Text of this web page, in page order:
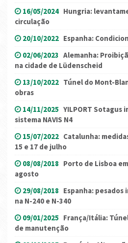
16/05/2024 Hungria:
circulação
20/10/2022 Espanha:
02/06/2023 Alemanha:
na cidade de Lüdenscheid
13/10/2022 Túnel do Mont-
obras
14/11/2025 YILPORT Sotagus
sistema NAVIS N4
15/07/2022 Catalunha:
15 e 17 de julho
08/08/2018 Porto de Lisboa
agosto
29/08/2018 Espanha:
na N-240 e N-340
09/01/2025 França/Itália:
de manutenção